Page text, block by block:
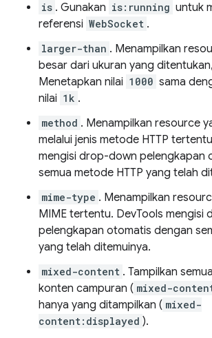
is . Gunakan is:running untuk
referensi WebSocket .
larger-than . Menampilkan
besar dari ukuran yang
Menetapkan nilai 1000 sama
nilai 1k .
method . Menampilkan resource
melalui jenis metode HTTP
mengisi drop-down pelengkapan
semua metode HTTP yang telah
mime-type . Menampilkan
MIME tertentu. DevTools mengisi
pelengkapan otomatis dengan
yang telah ditemuinya.
mixed-content . Tampilkan
konten campuran ( mixed-
hanya yang ditampilkan ( mixed-
content:displayed ).